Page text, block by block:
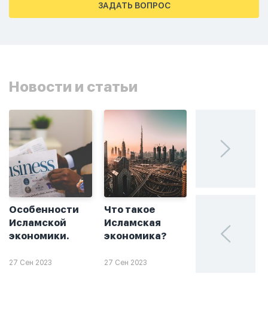
ЗАДАТЬ ВОПРОС
Новости и статьи
Особенности
Исламской
экономики.
27 Сен 2023
Что такое
Исламская
экономика?
27 Сен 2023
халяльное